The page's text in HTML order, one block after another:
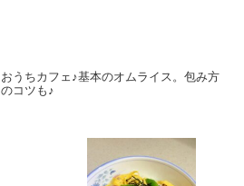
おうちカフェ♪基本のオムライス。包み方
のコツも♪